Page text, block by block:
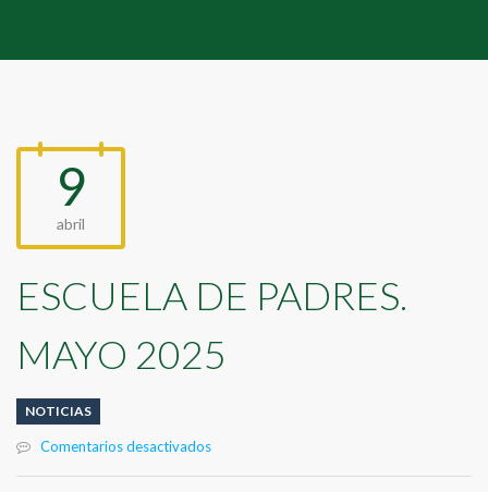
9
abril
ESCUELA DE PADRES.
MAYO 2025
NOTICIAS
Comentarios desactivadosen